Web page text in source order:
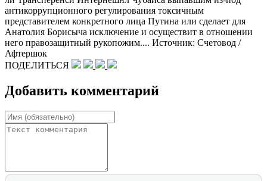
антикоррупционного регулирования токсичным
представителем конкретного лица Путина или сделает для
Анатолия Борисыча исключение и осуществит в отношении
него правозащитный рукопожим.... Источник: Счетовод /
Афтершок
ПОДЕЛИТЬСЯ
Добавить комментарий